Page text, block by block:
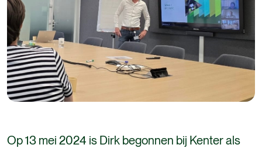
Op 13 mei 2024 is Dirk begonnen bij Kenter als